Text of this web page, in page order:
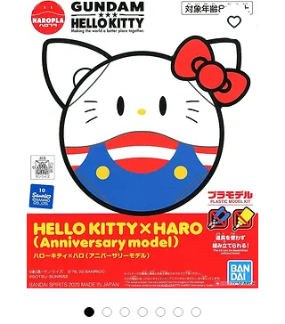
WECHAT 微信諮詢